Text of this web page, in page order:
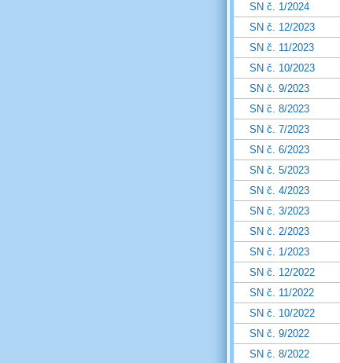
SN č. 1/2024
SN č. 12/2023
SN č. 11/2023
SN č. 10/2023
SN č. 9/2023
SN č. 8/2023
SN č. 7/2023
SN č. 6/2023
SN č. 5/2023
SN č. 4/2023
SN č. 3/2023
SN č. 2/2023
SN č. 1/2023
SN č. 12/2022
SN č. 11/2022
SN č. 10/2022
SN č. 9/2022
SN č. 8/2022